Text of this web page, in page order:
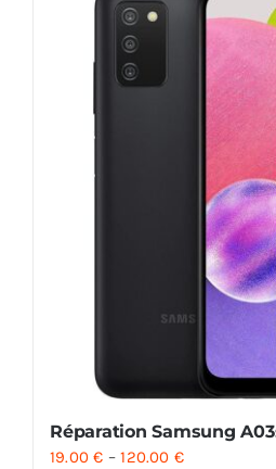
Réparation Samsung
19.00€ –120.00 €